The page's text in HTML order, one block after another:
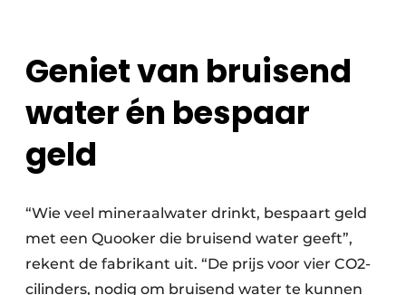
Geniet van bruisend
water én bespaar
geld
“Wie veel mineraalwater drinkt, bespaart geld
met een Quooker die bruisend water geeft”,
rekent de fabrikant uit. “De prijs voor vier CO2-
cilinders, nodig om bruisend water te kunnen